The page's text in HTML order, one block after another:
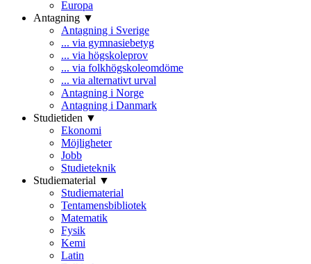
Europa
Antagning ▼
Antagning i Sverige
... via gymnasiebetyg
... via högskoleprov
... via folkhögskoleomdöme
... via alternativt urval
Antagning i Norge
Antagning i Danmark
Studietiden ▼
Ekonomi
Möjligheter
Jobb
Studieteknik
Studiematerial ▼
Studiematerial
Tentamensbibliotek
Matematik
Fysik
Kemi
Latin